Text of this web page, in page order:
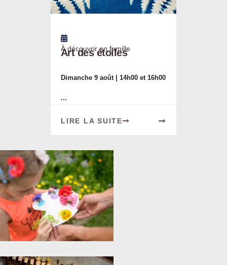
À découvrir en famille
Art des étoiles
Dimanche 9 août | 14h00 et 16h00
...
LIRE LA SUITE